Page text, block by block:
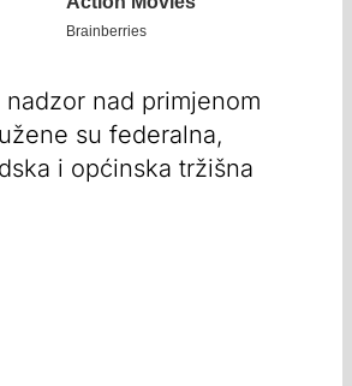
nad primjenom
su federalna,
i općinska tržišna